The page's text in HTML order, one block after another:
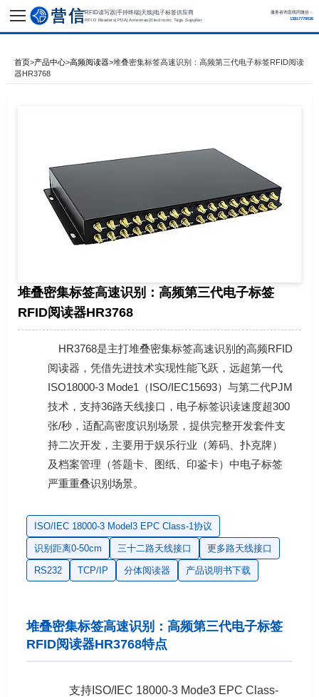
RFID读写器|手持终端|天线|电子标签供应商
RFID Readers|PDA|Antennas|Electronic Tags Supplier
服务咨询直线同微信：
13817779536
首页>产品中心>高频阅读器>堆叠密集标签高速识别：高频第三代电子标签RFID阅读
器HR3768
堆叠密集标签高速识别：高频第三代电子标签
RFID阅读器HR3768
HR3768是主打堆叠密集标签高速识别的高频RFID
阅读器，凭借先进技术实现性能飞跃，远超第一代
ISO18000-3 Mode1（ISO/IEC15693）与第二代PJM
技术，支持36路天线接口，电子标签识读速度超300
张/秒，适配高密度识别场景，提供完整开发套件支
持二次开发，主要用于娱乐行业（筹码、扑克牌）
及档案管理（答题卡、图纸、印鉴卡）中电子标签
严重重叠识别场景。
ISO/IEC 18000-3 Model3 EPC Class-1协议
识别距离0-50cm 三十二路天线接口 更多路天线接口
RS232 TCP/IP 分体阅读器 产品说明书下载
堆叠密集标签高速识别：高频第三代电子标签
RFID阅读器HR3768特点
支持ISO/IEC 18000-3 Mode3 EPC Class-